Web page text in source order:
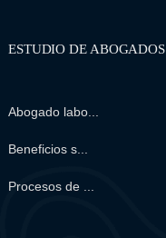
ESTUDIO DE ABOGADOS
Abogado labo...
Beneficios s...
Procesos de ...